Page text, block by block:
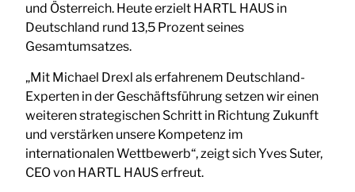
und Österreich. Heute erzielt HARTL HAUS in
Deutschland rund 13,5 Prozent seines
Gesamtumsatzes.
„Mit Michael Drexl als erfahrenem Deutschland-
Experten in der Geschäftsführung setzen wir einen
weiteren strategischen Schritt in Richtung Zukunft
und verstärken unsere Kompetenz im
internationalen Wettbewerb“, zeigt sich Yves Suter,
CEO von HARTL HAUS erfreut.